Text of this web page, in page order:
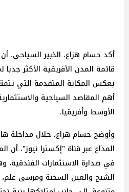
أكد حسام هزاع، الخبير السياحي،
قائمة المدن الأفريقية الأكثر
يعكس المكانة المتقدمة التي
أهم المقاصد السياحية
الأوسط وأفريقيا.
وأوضح حسام هزاع، خلال مداخلة
المذاع عبر قناة "إكسترا نيوز"، أن
في صدارة الاستثمارات الفندقية،
الشيخ والعين السخنة ومرسى